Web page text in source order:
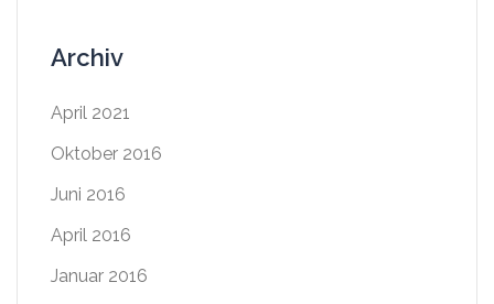
Archiv
April 2021
Oktober 2016
Juni 2016
April 2016
Januar 2016